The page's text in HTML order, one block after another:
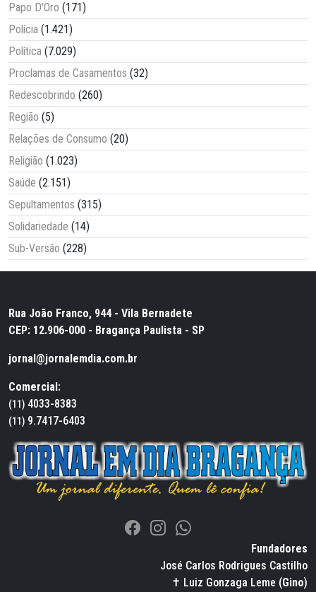
Papo D'Oro (171)
Polícia (1.421)
Política (7.029)
Proclamas de Casamentos (32)
Redescobrindo (260)
Região (5)
Relações de Consumo (20)
Religião (1.023)
Saúde (2.151)
Sepultamentos (315)
Solidariedade (14)
Sub-Versão (228)
Rua João Franco, 944 - Vila Bernadete
CEP: 12.906-000 - Bragança Paulista - SP
jornal@jornalemdia.com.br
Comercial:
(11) 4033-8383
(11) 9.7417-6403
Fundadores
José Carlos Rodrigues Castilho
✝ Luiz Gonzaga Leme (Gino)